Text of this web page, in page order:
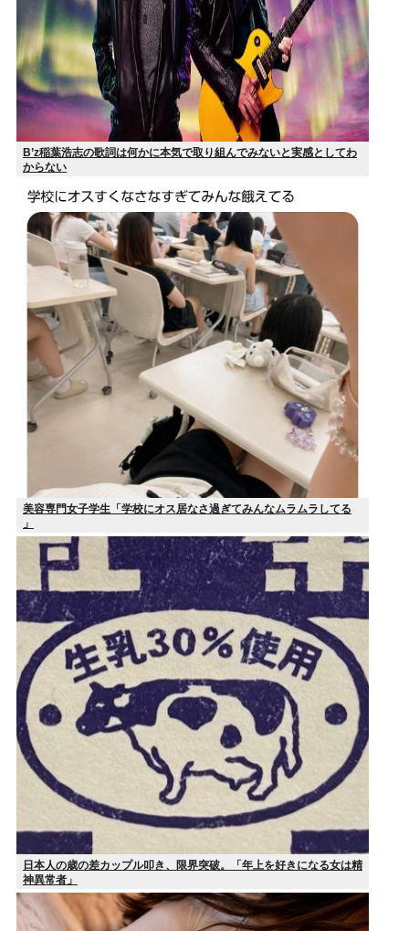
B’z稲葉浩志の歌詞は何かに本気で取り組んでみないと実感としてわ
からない
美容専門女子学生「学校にオス居なさ過ぎてみんなムラムラしてる
」
日本人の歳の差カップル叩き、限界突破。「年上を好きになる女は精
神異常者」